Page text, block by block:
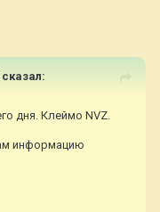
сказал:
дня. Клеймо NVZ.
информацию